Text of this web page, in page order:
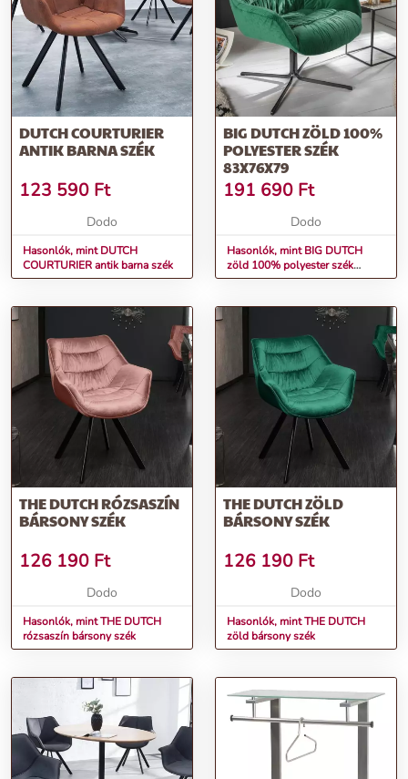
DUTCH COURTURIER
ANTIK BARNA SZÉK
123 590 Ft
Dodo
Hasonlók, mint DUTCH
COURTURIER antik barna szék
BIG DUTCH ZÖLD 100%
POLYESTER SZÉK
83X76X79
191 690 Ft
Dodo
Hasonlók, mint BIG DUTCH
zöld 100% polyester szék
83x76x79
THE DUTCH RÓZSASZÍN
BÁRSONY SZÉK
126 190 Ft
Dodo
Hasonlók, mint THE DUTCH
rózsaszín bársony szék
THE DUTCH ZÖLD
BÁRSONY SZÉK
126 190 Ft
Dodo
Hasonlók, mint THE DUTCH
zöld bársony szék